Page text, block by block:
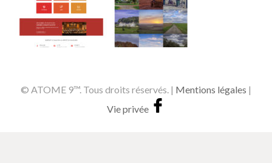
© ATOME 9™. Tous droits réservés. | Mentions légales |
Vie privée